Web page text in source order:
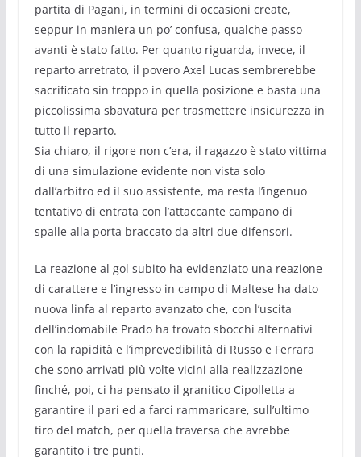
partita di Pagani, in termini di occasioni create,
seppur in maniera un po’ confusa, qualche passo
avanti è stato fatto. Per quanto riguarda, invece, il
reparto arretrato, il povero Axel Lucas sembrerebbe
sacrificato sin troppo in quella posizione e basta una
piccolissima sbavatura per trasmettere insicurezza in
tutto il reparto.
Sia chiaro, il rigore non c’era, il ragazzo è stato vittima
di una simulazione evidente non vista solo
dall’arbitro ed il suo assistente, ma resta l’ingenuo
tentativo di entrata con l’attaccante campano di
spalle alla porta braccato da altri due difensori.
La reazione al gol subito ha evidenziato una reazione
di carattere e l’ingresso in campo di Maltese ha dato
nuova linfa al reparto avanzato che, con l’uscita
dell’indomabile Prado ha trovato sbocchi alternativi
con la rapidità e l’imprevedibilità di Russo e Ferrara
che sono arrivati più volte vicini alla realizzazione
finché, poi, ci ha pensato il granitico Cipolletta a
garantire il pari ed a farci rammaricare, sull’ultimo
tiro del match, per quella traversa che avrebbe
garantito i tre punti.